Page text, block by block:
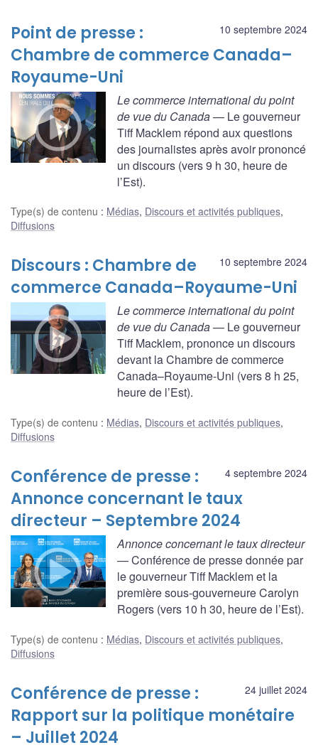
10 septembre 2024
Point de presse :
Chambre de commerce Canada–
Royaume-Uni
Le commerce international du point
de vue du Canada— Le gouverneur
Tiff Macklem répond aux questions
des journalistes après avoir prononcé
un discours (vers 9 h 30, heure de
l’Est).
Type(s) de contenu : Médias, Discours et activités publiques,
Diffusions
10 septembre 2024
Discours : Chambre de
commerce Canada–Royaume-Uni
Le commerce international du point
de vue du Canada— Le gouverneur
Tiff Macklem, prononce un discours
devant la Chambre de commerce
Canada–Royaume-Uni (vers 8 h 25,
heure de l’Est).
Type(s) de contenu : Médias, Discours et activités publiques,
Diffusions
4 septembre 2024
Conférence de presse :
Annonce concernant le taux
directeur – Septembre 2024
Annonce concernant le taux directeur
— Conférence de presse donnée par
le gouverneur Tiff Macklem et la
première sous-gouverneure Carolyn
Rogers (vers 10 h 30, heure de l’Est).
Type(s) de contenu : Médias, Discours et activités publiques,
Diffusions
24 juillet 2024
Conférence de presse :
Rapport sur la politique monétaire
– Juillet 2024